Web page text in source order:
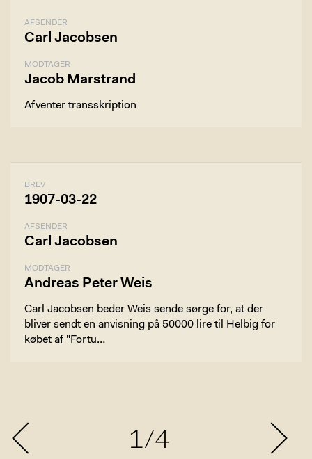
AFSENDER
Carl Jacobsen
MODTAGER
Jacob Marstrand
Afventer transskription
BREV
1907-03-22
AFSENDER
Carl Jacobsen
MODTAGER
Andreas Peter Weis
Carl Jacobsen beder Weis sende sørge for, at der
bliver sendt en anvisning på 50000 lire til Helbig for
købet af "Fortu…
1/4